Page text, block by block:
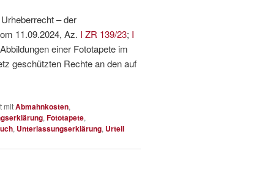
– der
11.09.2024, Az. I ZR 139/23; I
einer Fototapete im
geschützten Rechte an den auf
mitAbmahnkosten,
, Fototapete,
, Unterlassungserklärung, Urteil